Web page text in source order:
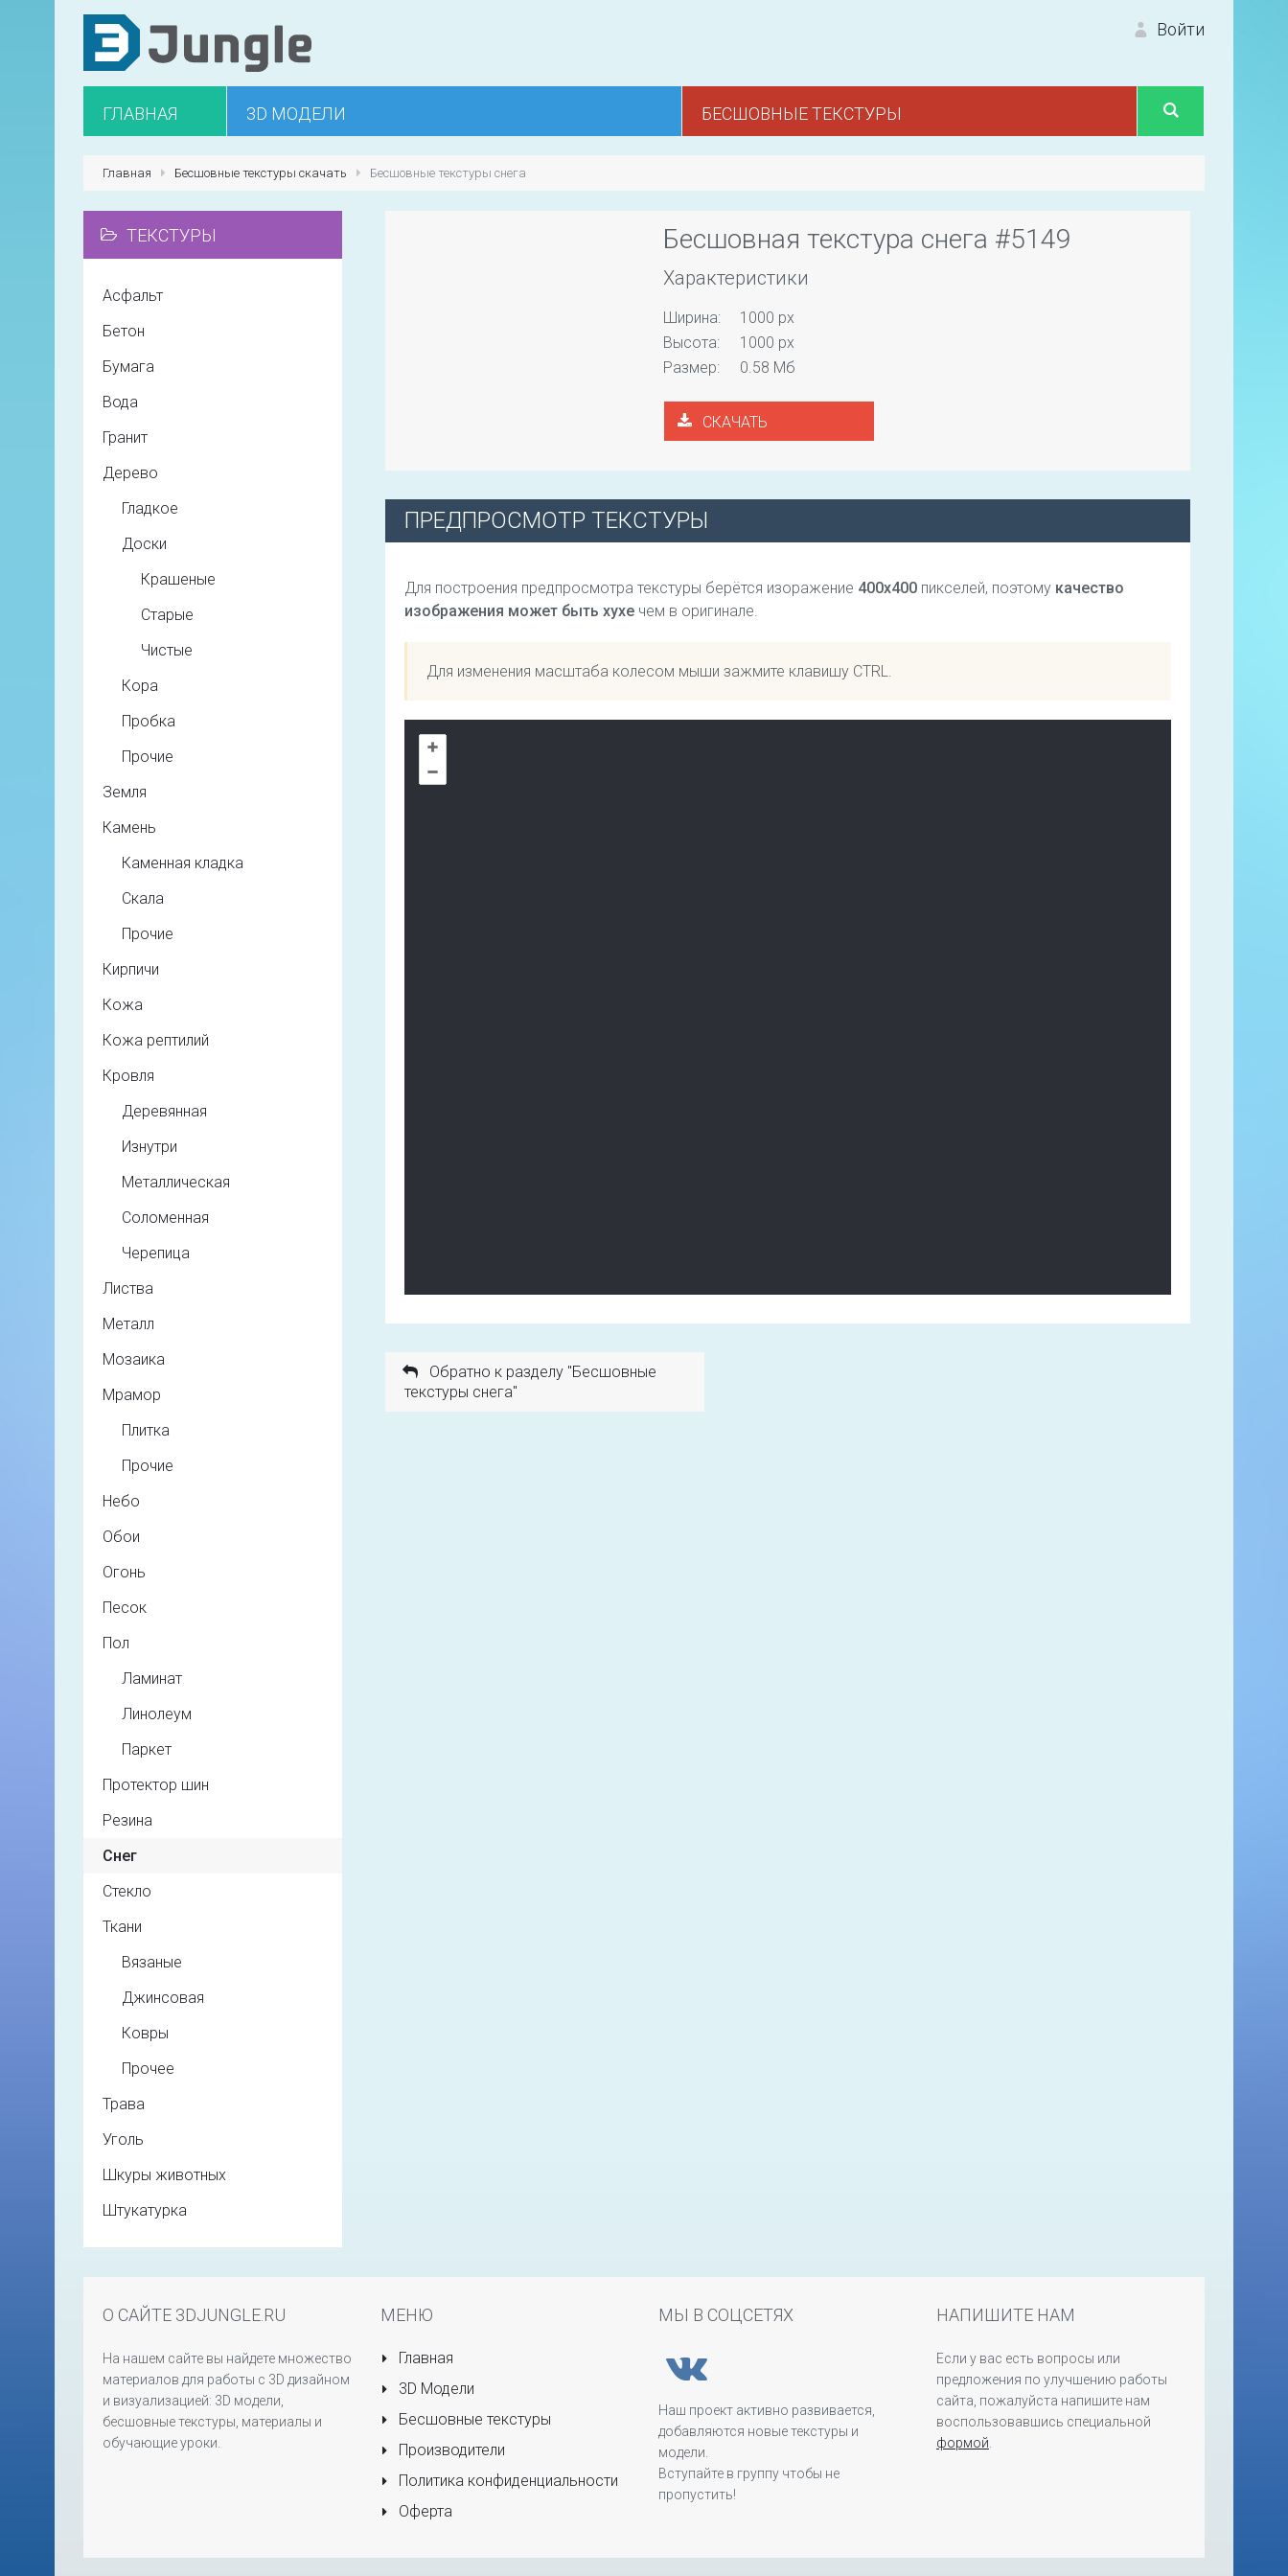
Войти
ГЛАВНАЯ 3D МОДЕЛИ БЕСШОВНЫЕ ТЕКСТУРЫ
Главная Бесшовные текстуры скачать Бесшовные текстуры снега
Бесшовная текстура снега #5149
Характеристики
Ширина:
1000 px
Высота:
1000 px
Размер:
0.58 Мб
СКАЧАТЬ
ПРЕДПРОСМОТР ТЕКСТУРЫ
Для построения предпросмотра текстуры берётся изоражение 400х400 пикселей, поэтому качество
изображения может быть хухе чем в оригинале.
Для изменения масштаба колесом мыши зажмите клавишу CTRL.
Обратно к разделу "Бесшовные
текстуры снега"
ТЕКСТУРЫ
Асфальт
Бетон
Бумага
Вода
Гранит
Дерево
Гладкое
Доски
Крашеные
Старые
Чистые
Кора
Пробка
Прочие
Земля
Камень
Каменная кладка
Скала
Прочие
Кирпичи
Кожа
Кожа рептилий
Кровля
Деревянная
Изнутри
Металлическая
Соломенная
Черепица
Листва
Металл
Мозаика
Мрамор
Плитка
Прочие
Небо
Обои
Огонь
Песок
Пол
Ламинат
Линолеум
Паркет
Протектор шин
Резина
Снег
Стекло
Ткани
Вязаные
Джинсовая
Ковры
Прочее
Трава
Уголь
Шкуры животных
Штукатурка
О САЙТЕ 3DJUNGLE.RU
На нашем сайте вы найдете множество
материалов для работы с 3D дизайном
и визуализацией: 3D модели,
бесшовные текстуры, материалы и
обучающие уроки.
МЕНЮ
Главная
3D Модели
Бесшовные текстуры
Производители
Политика конфиденциальности
Оферта
МЫ В СОЦСЕТЯХ
Наш проект активно развивается,
добавляются новые текстуры и
модели.
Вступайте в группу чтобы не
пропустить!
НАПИШИТЕ НАМ
Если у вас есть вопросы или
предложения по улучшению работы
сайта, пожалуйста напишите нам
воспользовавшись специальной
формой